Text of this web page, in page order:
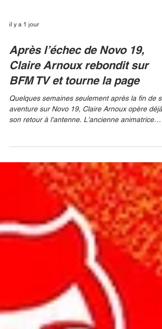
Après l’échec de Novo 19,
Claire Arnoux rebondit sur
BFM TV et tourne la page
Quelques semaines seulement après la fin de
sportive et journaliste, qui avait été choisie pour
nouvelle chaîne de la TNT, a commencé à
effectuer des piges sur BFM TV. Un moyen
efficace de rebondir et d'inscrire à nouveau sa
présence dans un environnement d'information
continu éprouvé. STÉPHANE GRANGIER /
NOVO19 L'expérience écourt